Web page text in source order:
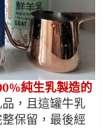
純生乳製造的
品，且這罐牛乳
保留，最後經